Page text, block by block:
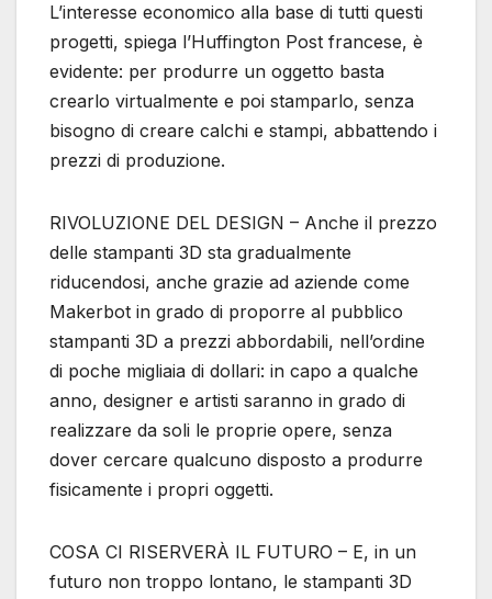
L’interesse economico alla base di tutti questi
progetti, spiega l’Huffington Post francese, è
evidente: per produrre un oggetto basta
crearlo virtualmente e poi stamparlo, senza
bisogno di creare calchi e stampi, abbattendo i
prezzi di produzione.
RIVOLUZIONE DEL DESIGN – Anche il prezzo
delle stampanti 3D sta gradualmente
riducendosi, anche grazie ad aziende come
Makerbot in grado di proporre al pubblico
stampanti 3D a prezzi abbordabili, nell’ordine
di poche migliaia di dollari: in capo a qualche
anno, designer e artisti saranno in grado di
realizzare da soli le proprie opere, senza
dover cercare qualcuno disposto a produrre
fisicamente i propri oggetti.
COSA CI RISERVERÀ IL FUTURO – E, in un
futuro non troppo lontano, le stampanti 3D